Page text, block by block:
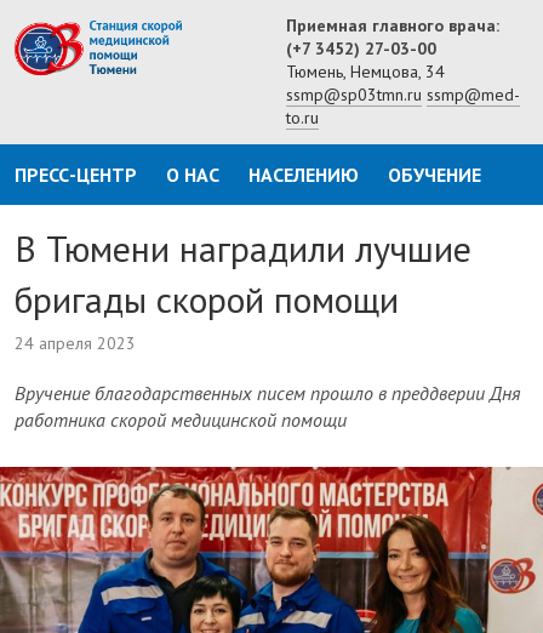
Приемная главного врача:
(+7 3452) 27-03-00
Тюмень, Немцова, 34
ssmp@sp03tmn.ru ssmp@med-
to.ru
ПРЕСС-ЦЕНТР О НАС НАСЕЛЕНИЮ ОБУЧЕНИЕ
В Тюмени наградили лучшие
бригады скорой помощи
24 апреля 2023
Вручение благодарственных писем прошло в преддверии Дня
работника скорой медицинской помощи